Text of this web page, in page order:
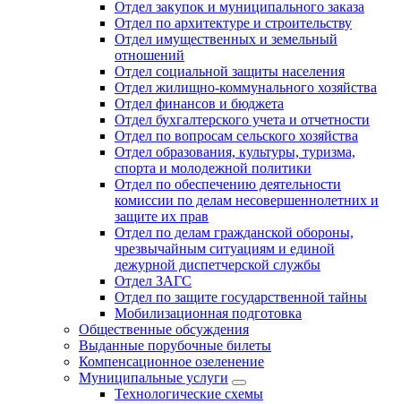
Отдел закупок и муниципального заказа
Отдел по архитектуре и строительству
Отдел имущественных и земельный
отношений
Отдел социальной защиты населения
Отдел жилищно-коммунального хозяйства
Отдел финансов и бюджета
Отдел бухгалтерского учета и отчетности
Отдел по вопросам сельского хозяйства
Отдел образования, культуры, туризма,
спорта и молодежной политики
Отдел по обеспечению деятельности
комиссии по делам несовершеннолетних и
защите их прав
Отдел по делам гражданской обороны,
чрезвычайным ситуациям и единой
дежурной диспетчерской службы
Отдел ЗАГС
Отдел по защите государственной тайны
Мобилизационная подготовка
Общественные обсуждения
Выданные порубочные билеты
Компенсационное озеленение
Муниципальные услуги
Технологические схемы